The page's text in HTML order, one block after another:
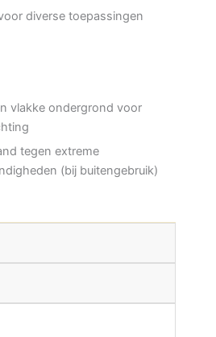
diverse toepassingen
vlakke ondergrond voor
tegen extreme
(bij buitengebruik)